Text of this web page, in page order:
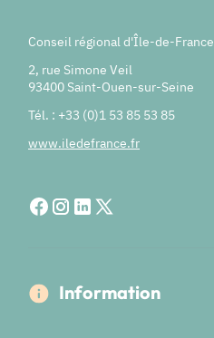
Conseil régional d'Île-de-France
2, rue Simone Veil
93400 Saint-Ouen-sur-Seine
Tél. : +33 (0)1 53 85 53 85
www.iledefrance.fr
Information